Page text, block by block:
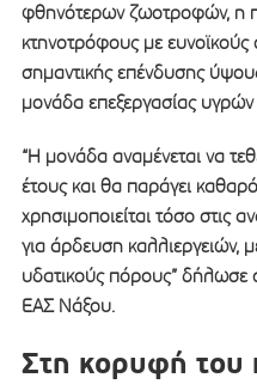
φθηνότερων ζωοτροφών, η
κτηνοτρόφους με
σημαντικής επένδυσης
μονάδα επεξεργασίας
“Η μονάδα αναμένεται να
έτους και θα παράγει
χρησιμοποιείται τόσο στις
για άρδευση καλλιεργειών,
υδατικούς πόρους”
ΕΑΣ Νάξου.
Στη κορυφή του